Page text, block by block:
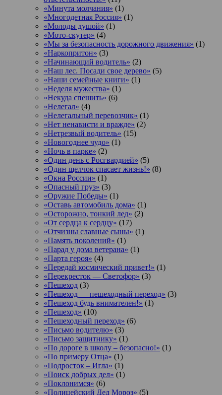
«Минута молчания» (1)
«Многодетная Россия» (1)
«Молоды душой» (1)
«Мото-скутер» (4)
«Мы за безопасность дорожного движения» (1)
«Наркопритон» (3)
«Начинающий водитель» (2)
«Наш лес. Посади свое дерево» (5)
«Наши семейные книги» (1)
«Неделя мужества» (1)
«Некуда спешить» (6)
«Нелегал» (4)
«Нелегальный перевозчик» (1)
«Нет ненависти и вражде» (2)
«Нетрезвый водитель» (15)
«Новогоднее чудо» (1)
«Ночь в парке» (2)
«Один день с Росгвардией» (5)
«Один щелчок спасает жизнь!» (8)
«Окна России» (1)
«Опасный груз» (3)
«Оружие Победы» (1)
«Оставь автомобиль дома» (1)
«Осторожно, тонкий лед» (2)
«От сердца к сердцу» (17)
«Отчизны славные сыны» (1)
«Память поколений» (1)
«Парад у дома ветерана» (1)
«Парта героя» (4)
«Передай космический привет!» (1)
«Перекресток — Светофор» (3)
«Пешеход (3)
«Пешеход — пешеходный переход» (3)
«Пешеход будь внимателен!» (1)
«Пешеход» (10)
«Пешеходный переход» (6)
«Письмо водителю» (3)
«Письмо защитнику» (1)
«По дороге в школу – безопасно!» (1)
«По примеру Отца» (1)
«Подросток ‒ Игла» (1)
«Поиск добрых дел» (1)
«Поклонимся» (6)
«Полицейский Дед Мороз» (5)